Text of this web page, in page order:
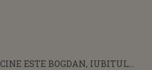
CINE ESTE BOGDAN, IUBITUL